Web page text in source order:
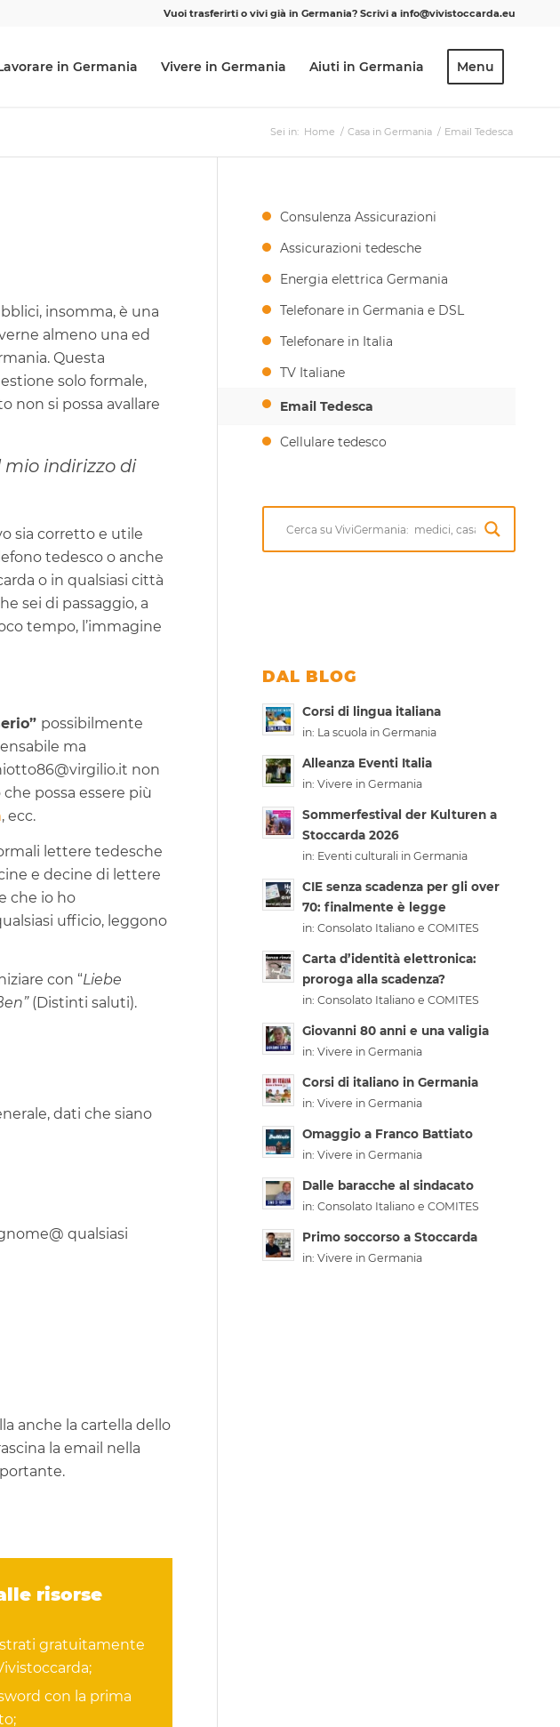
Vuoi trasferirti o vivi già in Germania? Scrivi a info@vivistoccarda.eu
in Germania Vivere in Germania Aiuti in Germania Menu
Sei in: Home / Casa in Germania / Email Tedesca
insomma, è una
almeno una ed
Questa
solo formale,
non si possa avallare
indirizzo di
sia corretto e utile
tedesco o anche
o in qualsiasi città
sei di passaggio, a
tempo, l’immagine
possibilmente
ma
non
possa essere più
, ecc.
lettere tedesche
e decine di lettere
che io ho
ufficio, leggono
con “Liebe
(Distinti saluti).
dati che siano
qualsiasi
anche la cartella dello
la email nella
risorse
gratuitamente
con la prima
Consulenza Assicurazioni
Assicurazioni tedesche
Energia elettrica Germania
Telefonare in Germania e DSL
Telefonare in Italia
TV Italiane
Email Tedesca
Cellulare tedesco
DAL BLOG
Corsi di lingua italiana
in: La scuola in Germania
Alleanza Eventi Italia
in:Vivere in Germania
Sommerfestival der Kulturen a
Stoccarda 2026
in: Eventi culturali in Germania
CIE senza scadenza per gli over
70: finalmente è legge
in:Consolato Italiano e COMITES
Carta d’identità elettronica:
proroga alla scadenza?
in:Consolato Italiano e COMITES
Giovanni 80 anni e una valigia
in:Vivere in Germania
Corsi di italiano in Germania
in:Vivere in Germania
Omaggio a Franco Battiato
in:Vivere in Germania
Dalle baracche al sindacato
in:Consolato Italiano e COMITES
Primo soccorso a Stoccarda
in:Vivere in Germania